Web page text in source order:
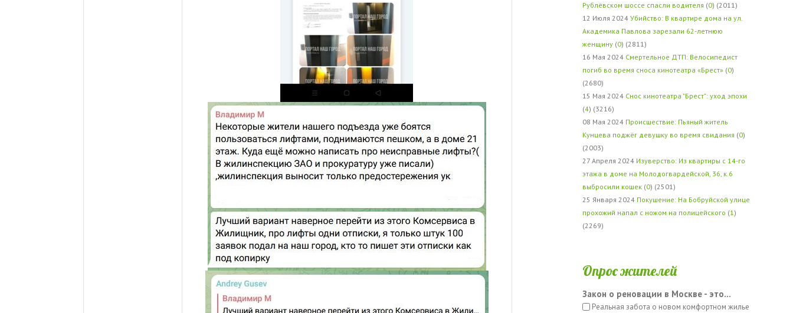
Рублёвском шоссе спасли водителя (0) (2011)
12 Июля 2024 Убийство: В квартире дома на ул.
Академика Павлова зарезали 62-летнюю
женщину (0) (2811)
16 Мая 2024 Смертельное ДТП: Велосипедист
погиб во время сноса кинотеатра «Брест» (0)
(2680)
15 Мая 2024 Снос кинотеатра "Брест": уход эпохи
(4) (3216)
08 Мая 2024 Происшествие: Пьяный житель
Кунцева поджёг девушку во время свидания (0)
(2003)
27 Апреля 2024 Изуверство: Из квартиры с 14-го
этажа в доме на Молодогвардейской, 36, к.6
выбросили кошек (0) (2501)
25 Января 2024 Покушение: На Бобруйской улице
прохожий напал с ножом на полицейского (1)
(2269)
Опрос жителей
Закон о реновации в Москве - это...
Реальная забота о новом комфортном жилье